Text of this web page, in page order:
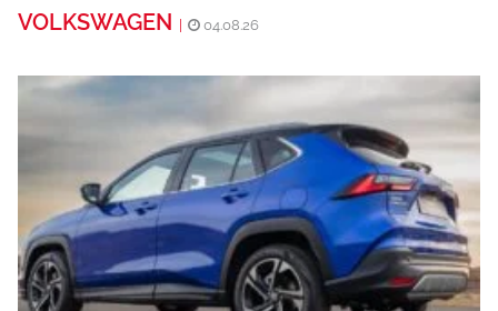
VOLKSWAGEN | 04.08.26